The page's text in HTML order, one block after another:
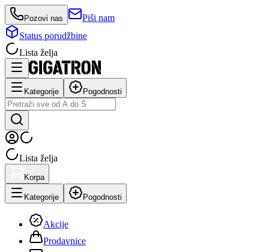
Pozovi nas
Piši nam
Status porudžbine
Lista želja
Kategorije Pogodnosti
Lista želja
Korpa
Kategorije Pogodnosti
Akcije
Prodavnice